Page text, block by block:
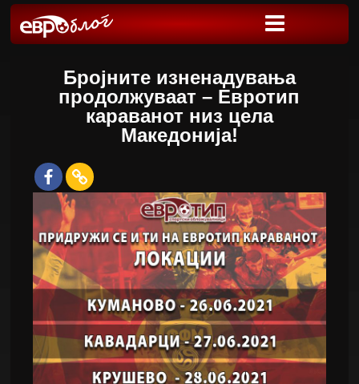
Бројните изненадувања
продолжуваат – Евротип
караванот низ цела
Македонија!